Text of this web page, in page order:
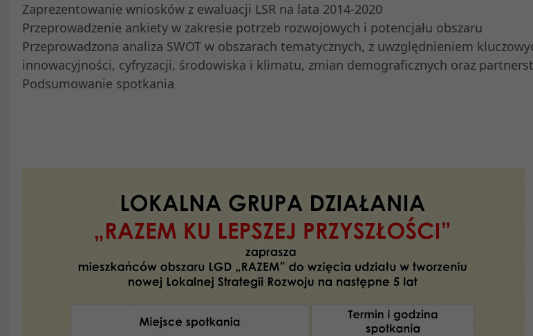
Zaprezentowanie wniosków z ewaluacji LSR na lata 2014-2020
Przeprowadzenie ankiety w zakresie potrzeb rozwojowych i potencjału obszaru
Przeprowadzona analiza SWOT w obszarach tematycznych, z uwzględnieniem
innowacyjności, cyfryzacji, środowiska i klimatu, zmian demograficznych oraz
Podsumowanie spotkania